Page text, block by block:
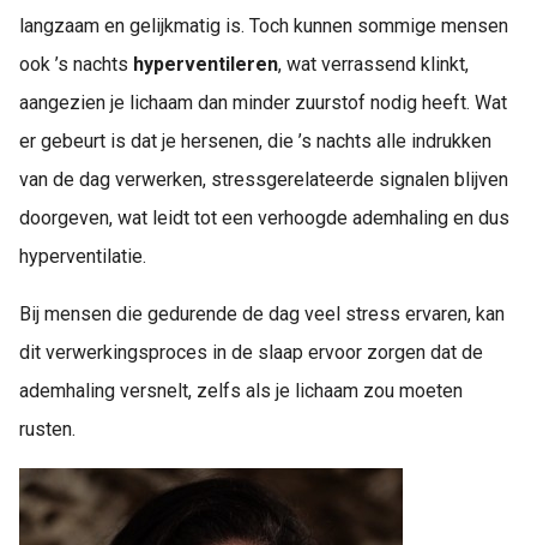
langzaam en gelijkmatig is. Toch kunnen sommige mensen
ook ’s nachts hyperventileren, wat verrassend klinkt,
aangezien je lichaam dan minder zuurstof nodig heeft. Wat
er gebeurt is dat je hersenen, die ’s nachts alle indrukken
van de dag verwerken, stressgerelateerde signalen blijven
doorgeven, wat leidt tot een verhoogde ademhaling en dus
hyperventilatie.
Bij mensen die gedurende de dag veel stress ervaren, kan
dit verwerkingsproces in de slaap ervoor zorgen dat de
ademhaling versnelt, zelfs als je lichaam zou moeten
rusten.